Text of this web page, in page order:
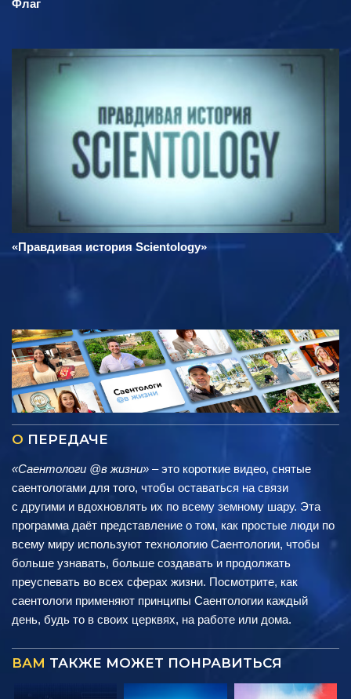
Флаг
«Правдивая история Scientology»
О ПЕРЕДАЧЕ
«Саентологи @в жизни» – это короткие видео, снятые
саентологами для того, чтобы оставаться на связи
с другими и вдохновлять их по всему земному шару. Эта
программа даёт представление о том, как простые люди по
всему миру используют технологию Саентологии, чтобы
больше узнавать, больше создавать и продолжать
преуспевать во всех сферах жизни. Посмотрите, как
саентологи применяют принципы Саентологии каждый
день, будь то в своих церквях, на работе или дома.
ВАМ ТАКЖЕ МОЖЕТ ПОНРАВИТЬСЯ